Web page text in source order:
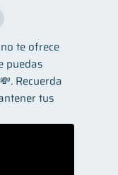
te ofrece
puedas
Recuerda
tus